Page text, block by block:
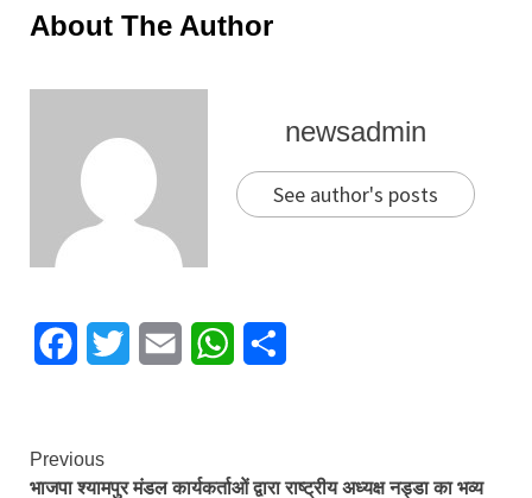
About The Author
newsadmin
See author's posts
FacebookTwitter Email WhatsApp
Continue
Previous
भाजपा श्यामपुर मंडल कार्यकर्ताओं द्वारा राष्ट्रीय अध्यक्ष नड्डा का भव्य